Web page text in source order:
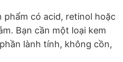
phẩm có acid, retinol hoặc
Bạn cần một loại kem
lành tính, không cồn,